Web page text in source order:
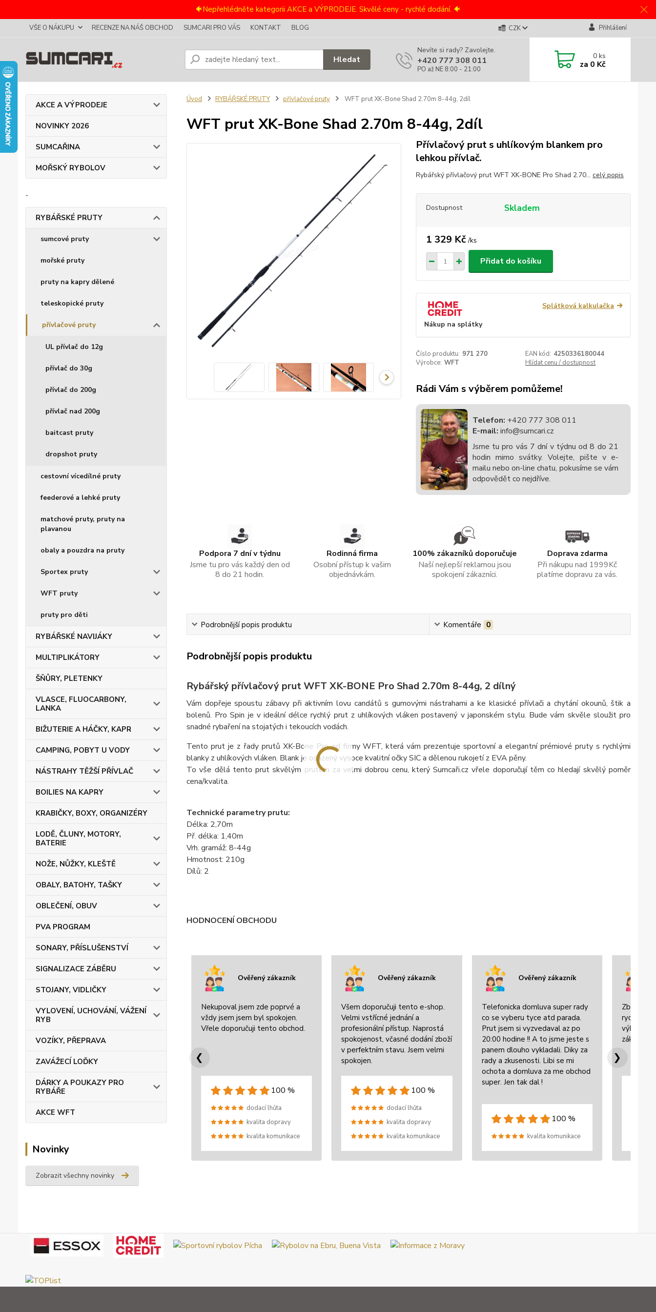
🐠Nepřehlédněte kategorii AKCE a VÝPRODEJE. Skvělé ceny - rychlé dodání. 🐠
VŠE O NÁKUPU RECENZE NA NÁŠ OBCHOD SUMCARI PRO VÁS KONTAKT BLOG CZK Přihlášení
Hledat
Nevíte si rady? Zavolejte.
+420 777 308 011
PO až NE 8:00 - 21:00
0ks
za 0 Kč
AKCE A VÝPRODEJE
NOVINKY 2026
SUMCAŘINA
MOŘSKÝ RYBOLOV
-
RYBÁŘSKÉ PRUTY
sumcové pruty
mořské pruty
pruty na kapry dělené
teleskopické pruty
přívlačové pruty
UL přívlač do 12g
přívlač do 30g
přívlač do 200g
přívlač nad 200g
baitcast pruty
dropshot pruty
cestovní vícedílné pruty
feederové a lehké pruty
matchové pruty, pruty na
plavanou
obaly a pouzdra na pruty
Sportex pruty
WFT pruty
pruty pro děti
RYBÁŘSKÉ NAVIJÁKY
MULTIPLIKÁTORY
ŠŇŮRY, PLETENKY
VLASCE, FLUOCARBONY,
LANKA
BIŽUTERIE A HÁČKY, KAPR
CAMPING, POBYT U VODY
NÁSTRAHY TĚŽŠÍ PŘÍVLAČ
BOILIES NA KAPRY
KRABIČKY, BOXY, ORGANIZÉRY
LODĚ, ČLUNY, MOTORY,
BATERIE
NOŽE, NŮŽKY, KLEŠTĚ
OBALY, BATOHY, TAŠKY
OBLEČENÍ, OBUV
PVA PROGRAM
SONARY, PŘÍSLUŠENSTVÍ
SIGNALIZACE ZÁBĚRU
STOJANY, VIDLIČKY
VYLOVENÍ, UCHOVÁNÍ, VÁŽENÍ
RYB
VOZÍKY, PŘEPRAVA
ZAVÁŽECÍ LOĎKY
DÁRKY A POUKAZY PRO
RYBÁŘE
AKCE WFT
Novinky
Zobrazit všechny novinky
Úvod RYBÁŘSKÉ PRUTY přívlačové pruty WFT prut XK-Bone Shad 2.70m 8-44g, 2díl
WFT prut XK-Bone Shad 2.70m 8-44g, 2díl
Přívlačový prut s uhlíkovým blankem pro
lehkou přívlač.
Rybářský přívlačový prut WFT XK-BONE Pro Shad 2.70... celý popis
Dostupnost Skladem
1 329 Kč /ks
Přidat do košíku
Splátková kalkulačka
Nákup na splátky
Číslo produktu: 971 270 EAN kód: 4250336180044
Výrobce: WFT Hlídat cenu / dostupnost
Rádi Vám s výběrem pomůžeme!
Telefon: +420 777 308 011
E-mail: info@sumcari.cz
Jsme tu pro vás 7 dní v týdnu od 8 do 21
hodin mimo svátky. Volejte, pište v e-
mailu nebo on-line chatu, pokusíme se vám
odpovědět co nejdříve.
Podpora 7 dní v týdnu
Jsme tu pro vás každý den od
8 do 21 hodin.
Rodinná firma
Osobní přístup k vašim
objednávkám.
100% zákazníků doporučuje
Naší nejlepší reklamou jsou
spokojení zákazníci.
Doprava zdarma
Při nákupu nad 1999Kč
platíme dopravu za vás.
Podrobnější popis produktu Komentáře 0
Podrobnější popis produktu
Rybářský přívlačový prut WFT XK-BONE Pro Shad 2.70m 8-44g, 2 dílný
Vám dopřeje spoustu zábavy při aktivním lovu candátů s gumovými nástrahami a ke klasické přívlači a chytání okounů, štik a
bolenů. Pro Spin je v ideální délce rychlý prut z uhlíkových vláken postavený v japonském stylu. Bude vám skvěle sloužit pro
snadné rybaření na stojatých i tekoucích vodách.
Tento prut je z řady prutů XK-Bone Pro od firmy WFT, která vám prezentuje sportovní a elegantní prémiové pruty s rychlými
blanky z uhlíkových vláken. Blank je osazený vysoce kvalitní očky SIC a dělenou rukojetí z EVA pěny.
To vše dělá tento prut skvělým prutem za velmi dobrou cenu, který Sumcaři.cz vřele doporučují těm co hledají skvělý poměr
cena/kvalita.
Technické parametry prutu:
Délka: 2,70m
Př. délka: 1,40m
Vrh. gramáž: 8-44g
Hmotnost: 210g
Dílů: 2
HODNOCENÍ OBCHODU
Ověřený zákazník
Nekupoval jsem zde poprvé a
vždy jsem jsem byl spokojen.
Vřele doporučuji tento obchod.
100 %
dodací lhůta
kvalita dopravy
kvalita komunikace
Ověřený zákazník
Všem doporučuji tento e-shop.
Velmi vstřícné jednání a
profesionální přístup. Naprostá
spokojenost, včasné dodání zboží
v perfektním stavu. Jsem velmi
spokojen.
100 %
dodací lhůta
kvalita dopravy
kvalita komunikace
Ověřený zákazník
Telefonicka domluva super rady
co se vyberu tyce atd parada.
Prut jsem si vyzvedaval az po
20:00 hodine !! A to jsme jeste s
panem dlouho vykladali. Diky za
rady a zkusenosti. Libi se mi
ochota a domluva za me obchod
super. Jen tak dal !
100 %
kvalita komunikace
Zboží
rychle
výbornou
❮ ❯